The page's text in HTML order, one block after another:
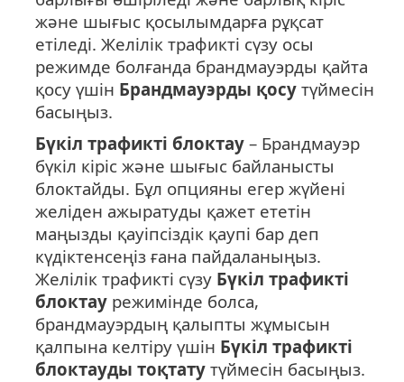
және шығыс қосылымдарға рұқсат
етіледі. Желілік трафикті сүзу осы
режимде болғанда брандмауэрды қайта
қосу үшін Брандмауэрды қосу түймесін
басыңыз.
Бүкіл трафикті блоктау – Брандмауэр
бүкіл кіріс және шығыс байланысты
блоктайды. Бұл опцияны егер жүйені
желіден ажыратуды қажет ететін
маңызды қауіпсіздік қаупі бар деп
күдіктенсеңіз ғана пайдаланыңыз.
Желілік трафикті сүзу Бүкіл трафикті
блоктау режимінде болса,
брандмауэрдың қалыпты жұмысын
қалпына келтіру үшін Бүкіл трафикті
блоктауды тоқтату түймесін басыңыз.